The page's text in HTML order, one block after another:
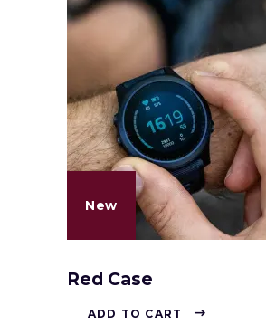
New
Red Case
ADD TO CART